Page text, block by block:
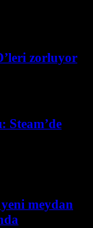
zorluyor
Steam’de
meydan